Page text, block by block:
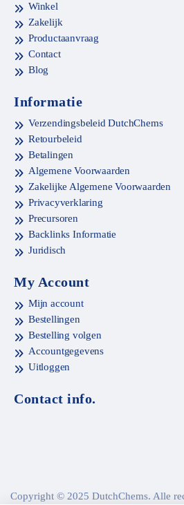
Winkel
Zakelijk
Productaanvraag
Contact
Blog
Informatie
Verzendingsbeleid DutchChems
Retourbeleid
Betalingen
Algemene Voorwaarden
Zakelijke Algemene Voorwaarden
Privacyverklaring
Precursoren
Backlinks Informatie
Juridisch
My Account
Mijn account
Bestellingen
Bestelling volgen
Accountgegevens
Uitloggen
Contact info.
Copyright © 2025 DutchChems. Alle